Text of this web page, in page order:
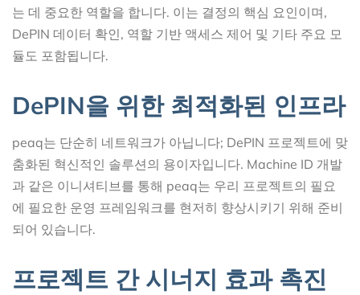
는 데 중요한 역할을 합니다. 이는 결정의 핵심 요인이며,
DePIN 데이터 확인, 역할 기반 액세스 제어 및 기타 주요 모
듈도 포함됩니다.
DePIN을 위한 최적화된 인프라
peaq는 단순히 네트워크가 아닙니다; DePIN 프로젝트에 맞
춤화된 혁신적인 솔루션의 용이자입니다. Machine ID 개발
과 같은 이니셔티브를 통해 peaq는 우리 프로젝트의 필요
에 필요한 운영 프레임워크를 현저히 향상시키기 위해 준비
되어 있습니다.
프로젝트 간 시너지 효과 촉진